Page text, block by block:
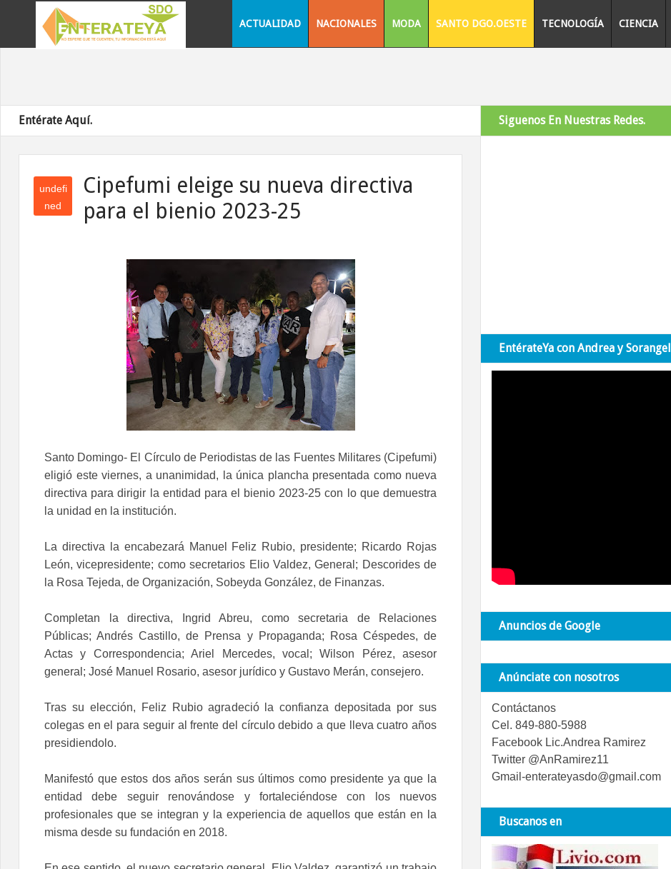
ACTUALIDAD NACIONALES MODA SANTO DGO.OESTE TECNOLOGÍA CIENCIA
Entérate Aquí.
undefi
ned
Cipefumi eleige su nueva directiva
para el bienio 2023-25
Santo Domingo- El Círculo de Periodistas de las Fuentes Militares (Cipefumi)
eligió este viernes, a unanimidad, la única plancha presentada como nueva
directiva para dirigir la entidad para el bienio 2023-25 con lo que demuestra
la unidad en la institución.
La directiva la encabezará Manuel Feliz Rubio, presidente; Ricardo Rojas
León, vicepresidente; como secretarios Elio Valdez, General; Descorides de
la Rosa Tejeda, de Organización, Sobeyda González, de Finanzas.
Completan la directiva, Ingrid Abreu, como secretaria de Relaciones
Públicas; Andrés Castillo, de Prensa y Propaganda; Rosa Céspedes, de
Actas y Correspondencia; Ariel Mercedes, vocal; Wilson Pérez, asesor
general; José Manuel Rosario, asesor jurídico y Gustavo Merán, consejero.
Tras su elección, Feliz Rubio agradeció la confianza depositada por sus
colegas en el para seguir al frente del círculo debido a que lleva cuatro años
presidiendolo.
Manifestó que estos dos años serán sus últimos como presidente ya que la
entidad debe seguir renovándose y fortaleciéndose con los nuevos
profesionales que se integran y la experiencia de aquellos que están en la
misma desde su fundación en 2018.
Siguenos En Nuestras Redes.
EntérateYa con Andrea y Sorangel
Anuncios de Google
Anúnciate con nosotros
Contáctanos
Cel. 849-880-5988
Facebook Lic.Andrea Ramirez
Twitter @AnRamirez11
Gmail-enterateyasdo@gmail.com
Buscanos en